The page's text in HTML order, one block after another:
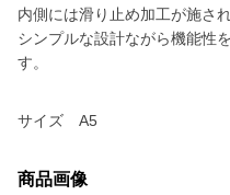
内側には滑り止め加工が施さ
シンプルな設計ながら機能性
す。
サイズ A5
商品画像